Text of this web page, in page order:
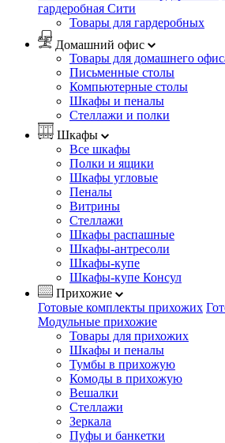
гардеробная Сити
Товары для гардеробных
Домашний офис
Товары для домашнего
Письменные столы
Компьютерные столы
Шкафы и пеналы
Стеллажи и полки
Шкафы
Все шкафы
Полки и ящики
Шкафы угловые
Пеналы
Витрины
Стеллажи
Шкафы распашные
Шкафы-антресоли
Шкафы-купе
Шкафы-купе Консул
Прихожие
Готовые комплекты прихожих
Модульные прихожие
Товары для прихожих
Шкафы и пеналы
Тумбы в прихожую
Комоды в прихожую
Вешалки
Стеллажи
Зеркала
Пуфы и банкетки